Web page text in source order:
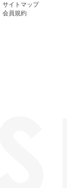
サイトマップ
会員規約